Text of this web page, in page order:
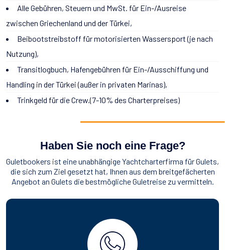
Alle Gebühren, Steuern und MwSt. für Ein-/Ausreise
zwischen Griechenland und der Türkei,
Beibootstreibstoff für motorisierten Wassersport (je nach
Nutzung),
Transitlogbuch, Hafengebühren für Ein-/Ausschiffung und
Handling in der Türkei (außer in privaten Marinas),
Trinkgeld für die Crew.(7-10% des Charterpreises)
Haben Sie noch eine Frage?
Guletbookers ist eine unabhängige Yachtcharterfirma für Gulets,
die sich zum Ziel gesetzt hat, Ihnen aus dem breitgefächerten
Angebot an Gulets die bestmögliche Guletreise zu vermitteln.